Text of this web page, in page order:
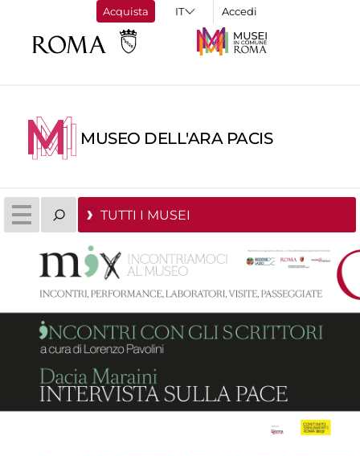
Acquista Accedi
MUSEO DELL'ARA PACIS
TUTTI I MUSEI